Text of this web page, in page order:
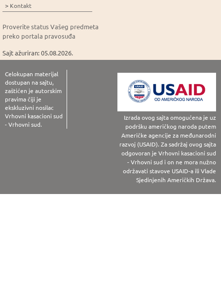
> Kontakt
Proverite status Vašeg predmeta
preko portala pravosuđa
Sajt ažuriran: 05.08.2026.
Celokupan materijal
dostupan na sajtu,
zaštićen je autorskim
pravima čiji je
ekskluzivni nosilac
Vrhovni kasacioni sud
- Vrhovni sud.
Izrada ovog sajta omogućena je uz
podršku američkog naroda putem
Američke agencije za međunarodni
razvoj (USAID). Za sadržaj ovog sajta
odgovoran je Vrhovni kasacioni sud
- Vrhovni sud i on ne mora nužno
održavati stavove USAID-a ili Vlade
Sjedinjenih Američkih Država.